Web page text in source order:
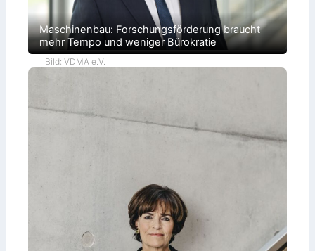
Maschinenbau: Forschungsförderung braucht
mehr Tempo und weniger Bürokratie
Bild: VDMA e.V.